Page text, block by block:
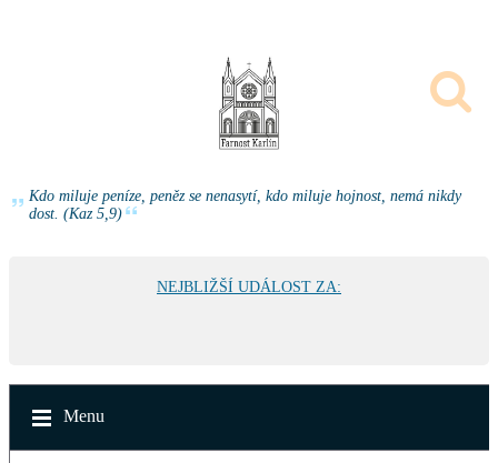
Kdo miluje peníze, peněz se nenasytí, kdo miluje hojnost, nemá nikdy
dost. (Kaz 5,9)
NEJBLIŽŠÍ UDÁLOST ZA:
Menu